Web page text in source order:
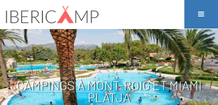
CAMPINGS À MONT-ROIG ET MIAMI
PLATJA